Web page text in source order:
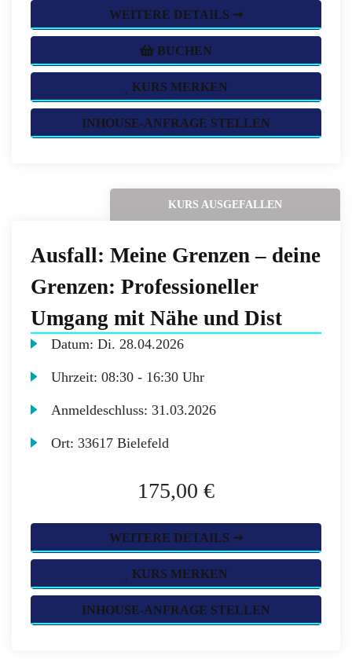
WEITERE DETAILS ➞
BUCHEN
KURS MERKEN
INHOUSE-ANFRAGE STELLEN
KURS AUSGEFALLEN
Ausfall: Meine Grenzen – deine
Grenzen: Professioneller
Umgang mit Nähe und Dist
Datum:Di. 28.04.2026
Uhrzeit:08:30 - 16:30 Uhr
Anmeldeschluss:31.03.2026
Ort:33617 Bielefeld
175,00 €
WEITERE DETAILS ➞
KURS MERKEN
INHOUSE-ANFRAGE STELLEN